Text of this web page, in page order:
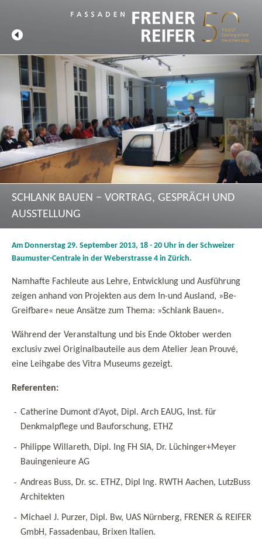
SCHLANK BAUEN − VORTRAG, GESPRÄCH UND
AUSSTELLUNG
Am Donnerstag 29. September 2013, 18 - 20 Uhr in der Schweizer
Baumuster-Centrale in der Weberstrasse 4 in Zürich.
Namhafte Fachleute aus Lehre, Entwicklung und Ausführung
zeigen anhand von Projekten aus dem In-und Ausland, »Be-
Greifbare« neue Ansätze zum Thema: »Schlank Bauen«.
Während der Veranstaltung und bis Ende Oktober werden
exclusiv zwei Originalbauteile aus dem Atelier Jean Prouvé,
eine Leihgabe des Vitra Museums gezeigt.
Referenten:
Catherine Dumont d‘Ayot, Dipl. Arch EAUG, Inst. für
Denkmalpflege und Bauforschung, ETHZ
Philippe Willareth, Dipl. Ing FH SIA, Dr. Lüchinger+Meyer
Bauingenieure AG
Andreas Buss, Dr. sc. ETHZ, Dipl Ing. RWTH Aachen, LutzBuss
Architekten
Michael J. Purzer, Dipl. Bw, UAS Nürnberg, FRENER & REIFER
GmbH, Fassadenbau, Brixen Italien.